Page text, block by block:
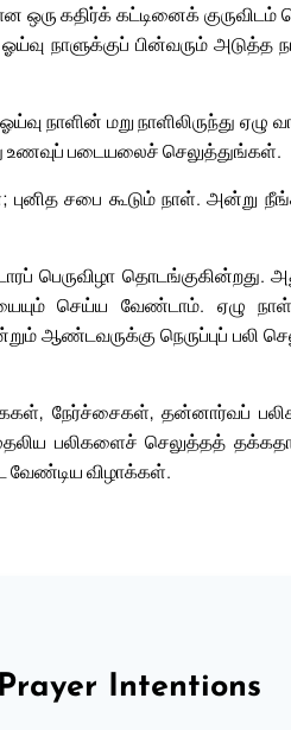
ஒரு கதிர்க் கட்டினைக்
நாளுக்குப் பின்வரும்
நாளின் மறு நாளிலிருந்து
உணவுப் படையலைச் செலுத்துங்கள்.
புனித சபை கூடும் நாள்.
பெருவிழா தொடங்குகின்றது.
செய்ய வேண்டாம். ஏழு
ஆண்டவருக்கு நெருப்புப் பலி
நேர்ச்சைகள், தன்னார்வப்
பலிகளைச் செலுத்தத்
வேண்டிய விழாக்கள்.
Intentions